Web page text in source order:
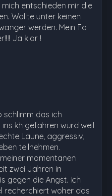
entschieden mir die
Wollte unter keinen
werden. Mein Fa
Ja klar !
schlimm das ich
kh gefahren wurd weil
Laune, aggressiv,
teilnehmen.
momentanen
zwei Jahren in
gegen die Angst. Ich
recherchiert woher das